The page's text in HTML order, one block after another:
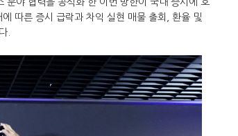
야 협력을 공식화 한 이번 방한이 국내 증시에 호
따른 증시 급락과 차익 실현 매물 출회, 환율 및
.​